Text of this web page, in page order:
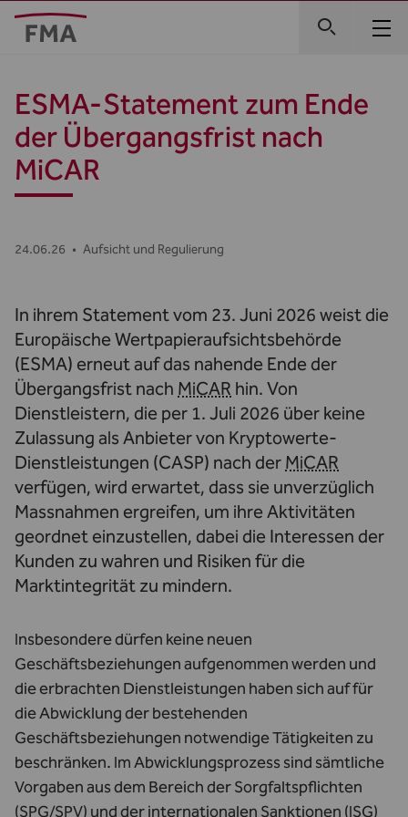
ESMA-Statement zum Ende
der Übergangsfrist nach
MiCAR
24.06.26 • Aufsicht und Regulierung
In ihrem Statement vom 23. Juni 2026 weist die
Europäische Wertpapieraufsichtsbehörde
(ESMA) erneut auf das nahende Ende der
Übergangsfrist nach MiCAR hin. Von
Dienstleistern, die per 1. Juli 2026 über keine
Zulassung als Anbieter von Kryptowerte-
Dienstleistungen (CASP) nach der MiCAR
verfügen, wird erwartet, dass sie unverzüglich
Massnahmen ergreifen, um ihre Aktivitäten
geordnet einzustellen, dabei die Interessen der
Kunden zu wahren und Risiken für die
Marktintegrität zu mindern.
Insbesondere dürfen keine neuen
Geschäftsbeziehungen aufgenommen werden und
die erbrachten Dienstleistungen haben sich auf für
die Abwicklung der bestehenden
Geschäftsbeziehungen notwendige Tätigkeiten zu
beschränken. Im Abwicklungsprozess sind sämtliche
Vorgaben aus dem Bereich der Sorgfaltspflichten
(SPG/SPV) und der internationalen Sanktionen (ISG)